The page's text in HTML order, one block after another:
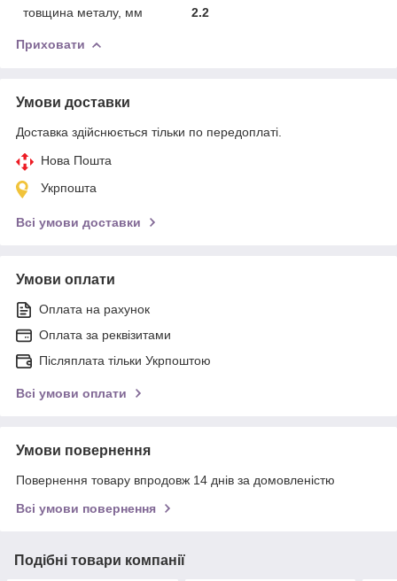
товщина металу, мм
2.2
Приховати
Умови доставки
Доставка здійснюється тільки по передоплаті.
Нова Пошта
Укрпошта
Всі умови доставки
Умови оплати
Оплата на рахунок
Оплата за реквізитами
Післяплата тільки Укрпоштою
Всі умови оплати
Умови повернення
Повернення товару впродовж 14 днів за домовленістю
Всі умови повернення
Подібні товари компанії